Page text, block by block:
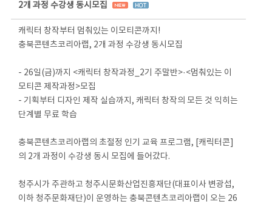
2개 과정 수강생 동시모집
캐릭터 창작부터 멈춰있는 이모티콘까지!
충북콘텐츠코리아랩, 2개 과정 수강생 동시모집
- 26일(금)까지 <캐릭터 창작과정_2기 주말반>·<멈춰있는 이
모티콘 제작과정>모집
- 기획부터 디자인 제작 실습까지, 캐릭터 창작의 모든 것 익히는
단계별 무료 학습
충북콘텐츠코리아랩의 초절정 인기 교육 프로그램, [캐릭터콘]
의 2개 과정이 수강생 동시 모집에 들어갔다.
청주시가 주관하고 청주시문화산업진흥재단(대표이사 변광섭,
이하 청주문화재단)이 운영하는 충북콘텐츠코리아랩이 오는 26